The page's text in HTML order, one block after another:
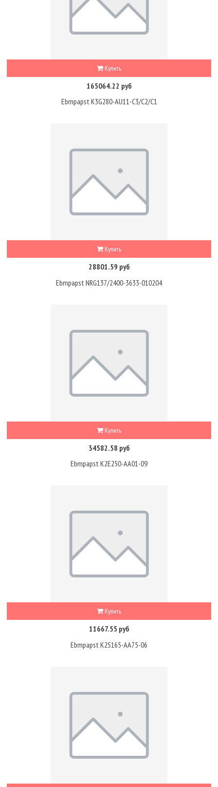
Купить
165064.22 руб
Ebmpapst K3G280-AU11-C3/C2/C1
Купить
28801.59 руб
Ebmpapst NRG137/2400-3633-010204
Купить
34582.58 руб
Ebmpapst K2E250-AA01-09
Купить
11667.55 руб
Ebmpapst K2S165-AA75-06